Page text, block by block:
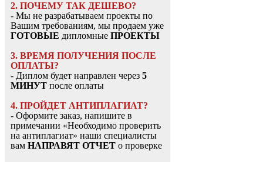
2. ПОЧЕМУ ТАК ДЕШЕВО?
- Мы не разрабатываем проекты по
Вашим требованиям, мы продаем уже
ГОТОВЫЕ дипломные ПРОЕКТЫ
3. ВРЕМЯ ПОЛУЧЕНИЯ ПОСЛЕ
ОПЛАТЫ?
- Диплом будет направлен через 5
МИНУТ после оплаты
4. ПРОЙДЕТ АНТИПЛАГИАТ?
- Оформите заказ, напишите в
примечании «Необходимо проверить
на антиплагиат» наши специалисты
вам НАПРАВЯТ ОТЧЕТ о проверке